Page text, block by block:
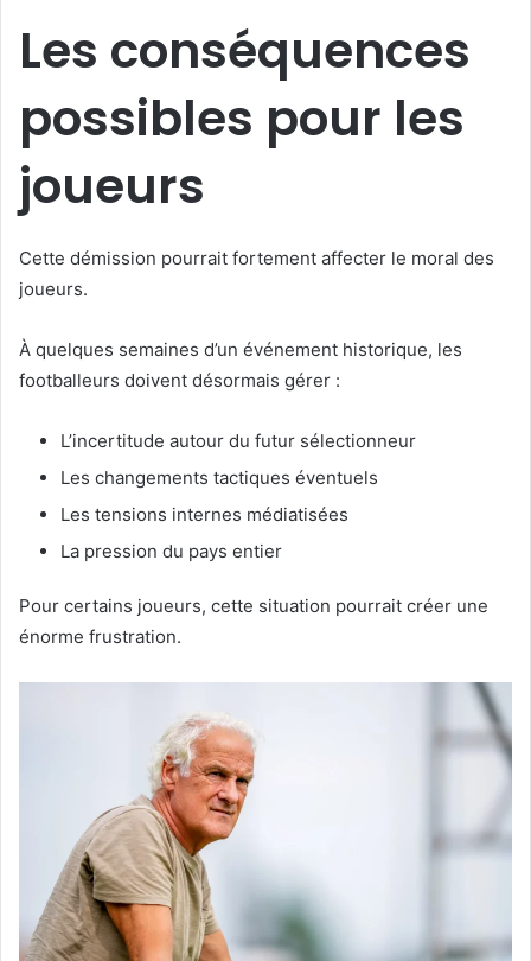
Les conséquences
possibles pour les
joueurs
Cette démission pourrait fortement affecter le moral des
joueurs.
À quelques semaines d’un événement historique, les
footballeurs doivent désormais gérer :
L’incertitude autour du futur sélectionneur
Les changements tactiques éventuels
Les tensions internes médiatisées
La pression du pays entier
Pour certains joueurs, cette situation pourrait créer une
énorme frustration.